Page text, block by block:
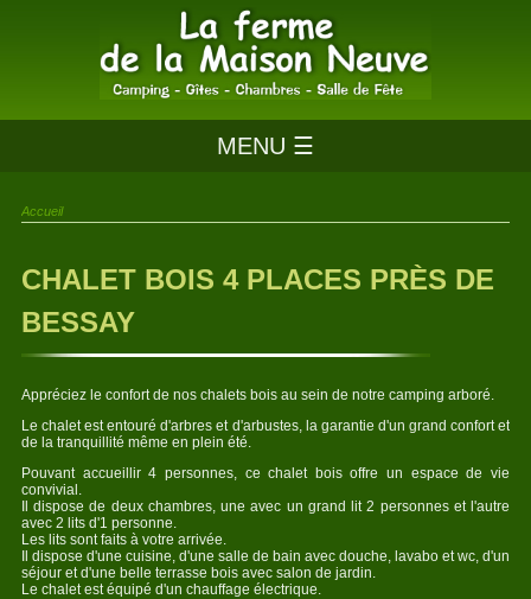
MENU ☰
Accueil
CHALET BOIS 4 PLACES PRÈS DE
BESSAY
Appréciez le confort de nos chalets bois au sein de notre camping arboré.
Le chalet est entouré d'arbres et d'arbustes, la garantie d'un grand confort et
de la tranquillité même en plein été.
Pouvant accueillir 4 personnes, ce chalet bois offre un espace de vie
convivial.
Il dispose de deux chambres, une avec un grand lit 2 personnes et l'autre
avec 2 lits d'1 personne.
Les lits sont faits à votre arrivée.
Il dispose d'une cuisine, d'une salle de bain avec douche, lavabo et wc, d'un
séjour et d'une belle terrasse bois avec salon de jardin.
Le chalet est équipé d'un chauffage électrique.